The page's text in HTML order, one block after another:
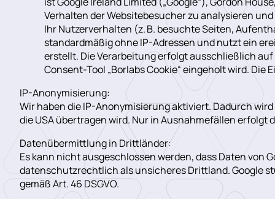
Verhalten der Websitebesucher zu analysieren
Ihr Nutzerverhalten (z. B. besuchte Seiten,
standardmäßig ohne IP-Adressen und nutzt ein
erstellt. Die Verarbeitung erfolgt ausschließlich auf
Consent-Tool „Borlabs Cookie“ eingeholt wird.
IP-Anonymisierung:
Wir haben die IP-Anonymisierung aktiviert. Dadurch wird
die USA übertragen wird. Nur in Ausnahmefällen erfolgt
Datenübermittlung in Drittländer:
Es kann nicht ausgeschlossen werden, dass Daten von
datenschutzrechtlich als unsicheres Drittland. Google
gemäß Art. 46 DSGVO.